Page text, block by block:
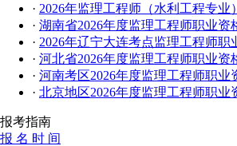
· 2026年监理工程师（水利工程专业
· 湖南省2026年度监理工程师职业资
· 2026年辽宁大连考点监理工程师职
· 河北省2026年度监理工程师职业资
· 河南考区2026年度监理工程师职业
· 北京地区2026年度监理工程师职业
报考指南
报 名 时 间